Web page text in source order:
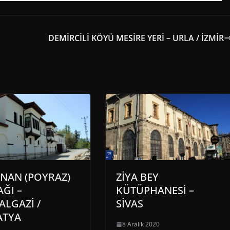
DEMİRCİLİ KÖYÜ MESİRE YERİ – URLA / İZMİR
(POYRAZ)
–
/
ZİYA BEY
KÜTÜPHANESİ –
SİVAS
8 Aralık 2020